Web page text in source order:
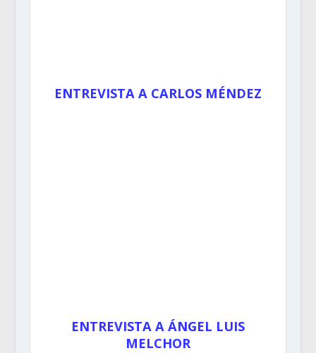
ENTREVISTA A CARLOS MÉNDEZ
ENTREVISTA A ÁNGEL LUIS
MELCHOR